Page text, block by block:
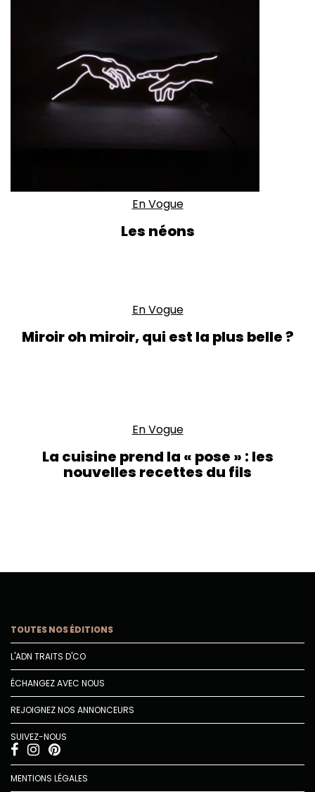
En Vogue
Les néons
En Vogue
Miroir oh miroir, qui est la plus belle ?
En Vogue
La cuisine prend la « pose » : les
nouvelles recettes du fils
TOUTES NOS ÉDITIONS
L'ADN TRAITS D'CO
ÉCHANGEZ AVEC NOUS
REJOIGNEZ NOS ANNONCEURS
SUIVEZ-NOUS
MENTIONS LÉGALES